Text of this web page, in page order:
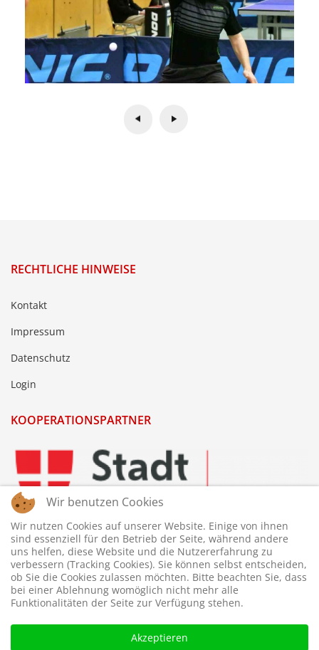
RECHTLICHE HINWEISE
Kontakt
Impressum
Datenschutz
Login
KOOPERATIONSPARTNER
Wir benutzen Cookies
Wir nutzen Cookies auf unserer Website. Einige von ihnen
sind essenziell für den Betrieb der Seite, während andere
uns helfen, diese Website und die Nutzererfahrung zu
verbessern (Tracking Cookies). Sie können selbst entscheiden,
ob Sie die Cookies zulassen möchten. Bitte beachten Sie, dass
bei einer Ablehnung womöglich nicht mehr alle
Funktionalitäten der Seite zur Verfügung stehen.
Akzeptieren